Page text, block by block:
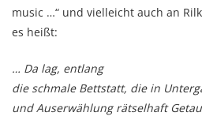
music …“ und vielleicht auch an
es heißt:
… Da lag, entlang
die schmale Bettstatt, die in
und Auserwählung rätselhaft